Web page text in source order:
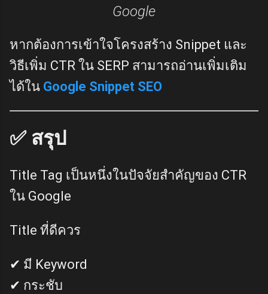
Google
หากต้องการเข้าใจโครงสร้าง Snippet และ
วิธีเพิ่ม CTR ใน SERP สามารถอ่านเพิ่มเติม
ได้ใน Google Snippet SEO
✅ สรุป
Title Tag เป็นหนึ่งในปัจจัยสำคัญของ CTR
ใน Google
Title ที่ดีควร
✔ มี Keyword
✔ กระชับ